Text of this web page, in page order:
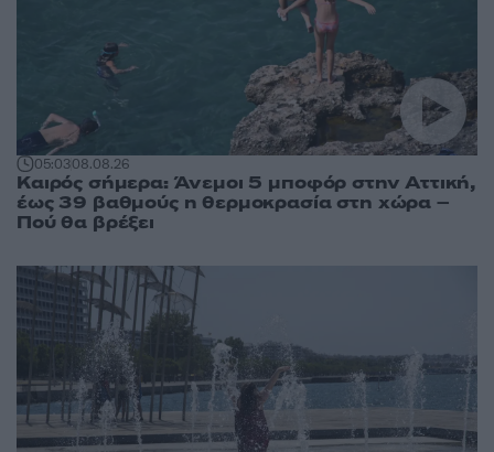
05:0308.08.26
Καιρός σήμερα: Άνεμοι 5 μποφόρ στην Αττική,
έως 39 βαθμούς η θερμοκρασία στη χώρα –
Πού θα βρέξει